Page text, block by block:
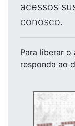
acessos
conosco.
Para liberar o
responda ao